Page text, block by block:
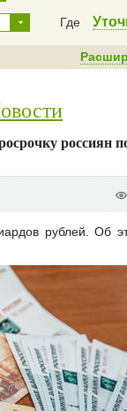
Где
россиян
рублей. Об